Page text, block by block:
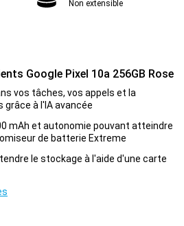
Non extensible
Google Pixel 10a 256GB Rose
vos tâches, vos appels et la
à l'IA avancée
mAh et autonomie pouvant atteindre
de batterie Extreme
le stockage à l'aide d'une carte